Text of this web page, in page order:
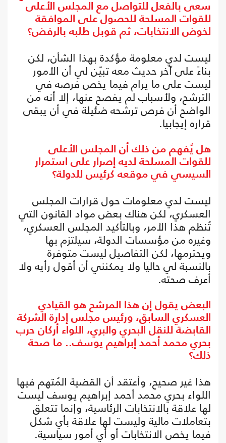
سعى بالفعل للتواصل مع المجلس الأعلى
للقوات المسلحة للحصول على الموافقة
لخوض الانتخابات، ثم قوبل طلبه بالرفض؟
ليست لدي معلومة مؤكدة بهذا الشأن، لكن
بناءً على آخر حديث معه تبيّن لي أن الأمور
ليست على ما يرام فيما يخص فرصه في
الترشح، ولأسباب لم يفصح عنها، إلا أنه من
الواضح أن فرص ترشحه ضئيلة في أن يبقى
قراره إيجابيا.
هل يُفهم من ذلك أن المجلس الأعلى
للقوات المسلحة لديه إصرار على استمرار
السيسي في موقعه كرئيس للدولة؟
ليست لدي معلومات حول قرارات المجلس
العسكري، لكن هناك بعض مواد القانون التي
تُنظم هذا الأمر، وبالتأكيد المجلس العسكري،
وغيره من مؤسسات الدولة، سيلتزم بها
ويحترمها، لكن التفاصيل ليست متوفرة
بالنسبة لي حاليا ولا يمكنني أن أقول رأيه ولا
أعرف صحته.
البعض يقول إن هذا المرشح هو القيادي
العسكري السابق، ورئيس مجلس إدارة الشركة
القابضة للنقل البحري والبري، اللواء أركان حرب
بحري محمد أحمد إبراهيم يوسف.. ما صحة
ذلك؟
هذا غير صحيح، وأعتقد أن القضية المُتهم فيها
اللواء بحري محمد أحمد إبراهيم يوسف ليست
لها علاقة بالانتخابات الرئاسية، وإنما تتعلق
بتعاملات مالية وليست لها علاقة بأي شكل
فيما يخص الانتخابات أو أي أمور سياسية.